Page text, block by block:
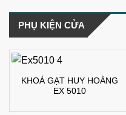
PHỤ KIỆN CỬA
KHOÁ GẠT HUY HOÀNG
EX 5010